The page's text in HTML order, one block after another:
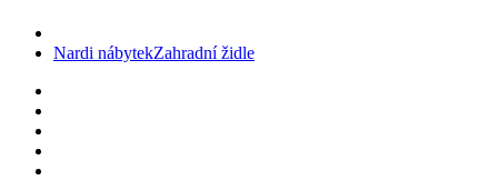
Nardi nábytekZahradní židle